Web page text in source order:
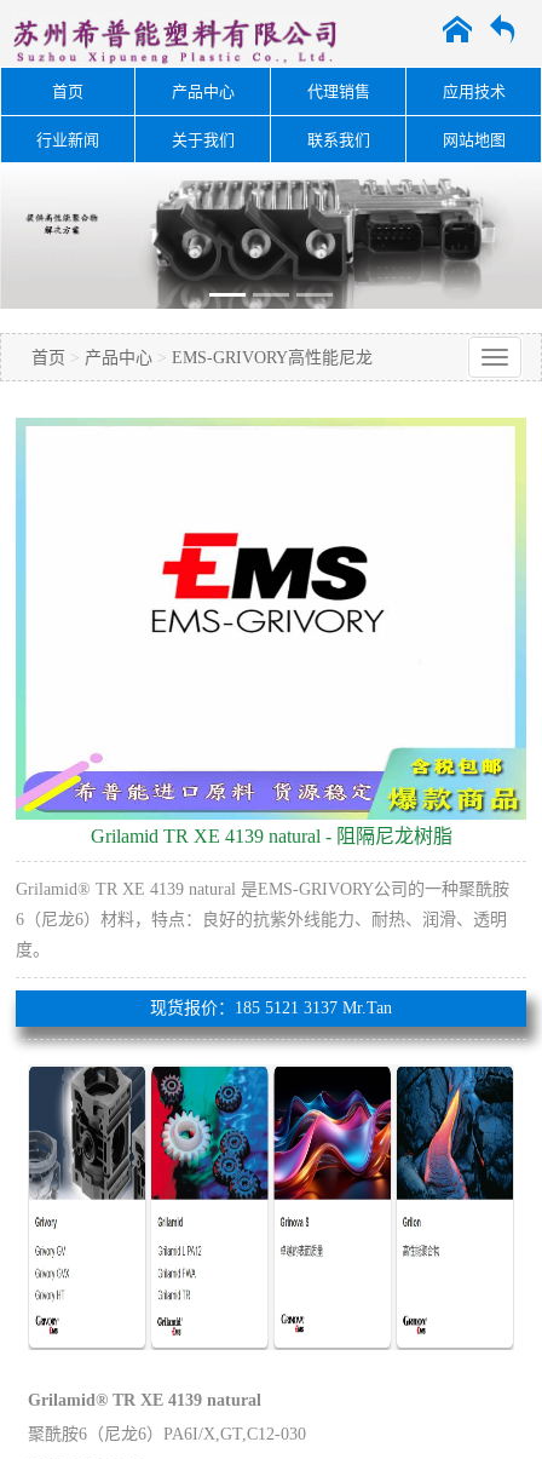
A O
首页 产品中心 代理销售 应用技术
行业新闻 关于我们 联系我们 网站地图
首页 > 产品中心 > EMS-GRIVORY高性能尼龙
Grilamid TR XE 4139 natural - 阻隔尼龙树脂
Grilamid® TR XE 4139 natural 是EMS-GRIVORY公司的一种聚酰胺
6（尼龙6）材料，特点：良好的抗紫外线能力、耐热、润滑、透明
度。
现货报价：185 5121 3137 Mr.Tan
Grilamid® TR XE 4139 natural
聚酰胺6（尼龙6）PA6I/X,GT,C12-030